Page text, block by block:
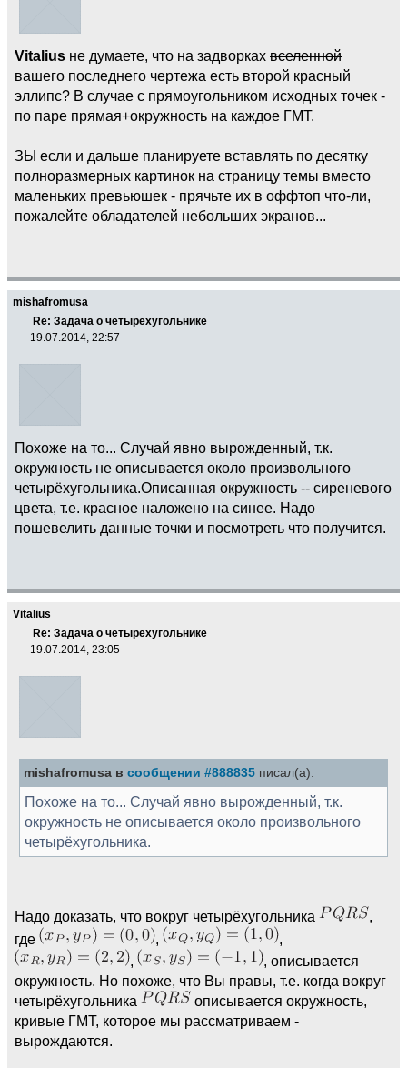
Vitalius не думаете, что на задворках вселенной
вашего последнего чертежа есть второй красный
эллипс? В случае с прямоугольником исходных точек -
по паре прямая+окружность на каждое ГМТ.
ЗЫ если и дальше планируете вставлять по десятку
полноразмерных картинок на страницу темы вместо
маленьких превьюшек - прячьте их в оффтоп что-ли,
пожалейте обладателей небольших экранов...
mishafromusa
Re: Задача о четырехугольнике
19.07.2014, 22:57
Похоже на то... Случай явно вырожденный, т.к.
окружность не описывается около произвольного
четырёхугольника.Описанная окружность -- сиреневого
цвета, т.е. красное наложено на синее. Надо
пошевелить данные точки и посмотреть что получится.
Vitalius
Re: Задача о четырехугольнике
19.07.2014, 23:05
mishafromusa в сообщении #888835 писал(а):
Похоже на то... Случай явно вырожденный, т.к.
окружность не описывается около произвольного
четырёхугольника.
Надо доказать, что вокруг четырёхугольника
,
где
,
,
,
, описывается
окружность. Но похоже, что Вы правы, т.е. когда вокруг
четырёхугольника
описывается окружность,
кривые ГМТ, которое мы рассматриваем -
вырождаются.